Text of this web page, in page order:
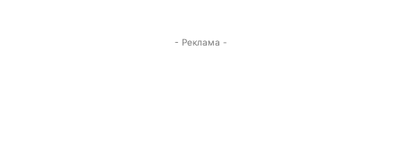
- Реклама -